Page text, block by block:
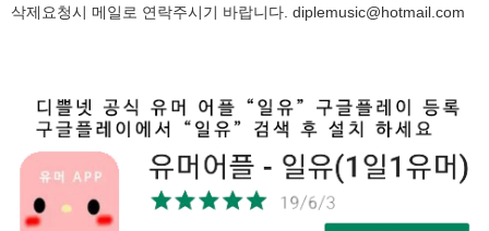
삭제요청시 메일로 연락주시기 바랍니다. diplemusic@hotmail.com